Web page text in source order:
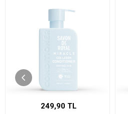
249,90 TL